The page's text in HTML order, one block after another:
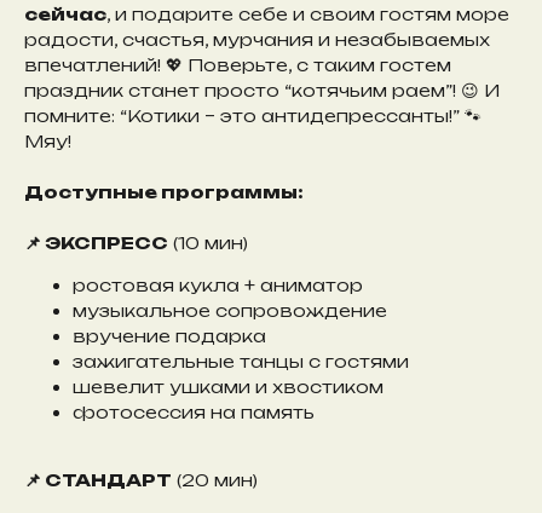
сейчас, и подарите себе и своим гостям море
радости, счастья, мурчания и незабываемых
впечатлений! 💖 Поверьте, с таким гостем
праздник станет просто “котячьим раем”! 😉 И
помните: “Котики – это антидепрессанты!” 🐾
Мяу!
Доступные программы:
📌 ЭКСПРЕСС (10 мин)
ростовая кукла + аниматор
музыкальное сопровождение
вручение подарка
зажигательные танцы с гостями
шевелит ушками и хвостиком
фотосессия на память
📌 СТАНДАРТ (20 мин)